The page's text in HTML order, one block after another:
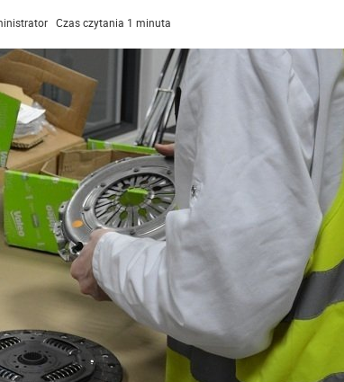
Czas czytania 1 minuta